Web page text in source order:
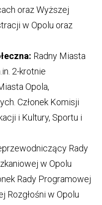
oraz Wyższej
w Opolu oraz
Radny Miasta
2-krotnie
Opola,
Członek Komisji
i Kultury, Sportu i
Rady
w Opolu
Rady Programowej
Rozgłośni w Opolu